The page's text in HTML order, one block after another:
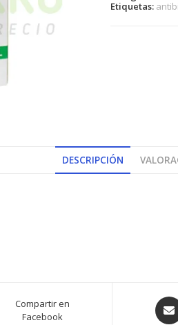
Etiquetas:
DESCRIPCIÓN
Compartir en
Facebook
in